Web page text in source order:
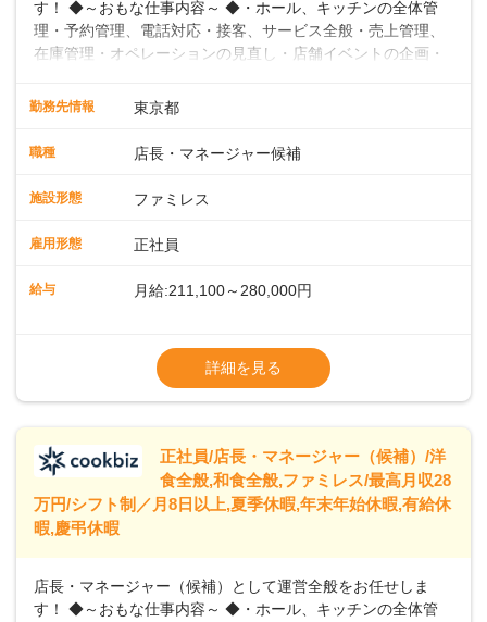
す！ ◆～おもな仕事内容～ ◆・ホール、キッチンの全体管
理・予約管理、電話対応・接客、サービス全般・売上管理、
在庫管理・オペレーションの見直し・店舗イベントの企画・
入社後はスキルに合わせた業務からお任せしますので、徐々
向上を目指すDX推進～ ◆すかいらーくのレストランでは、
スタッフの働きやすさをサポートしています。配膳ロボット
や歩行数が約40%も削減されました！また、配膳ロボットに
なDX（デジタルトランスフォーメーション）の取り組みを進
います。私たちは、多様な働き方を提供し、ライフステージ
に合わせた柔軟な勤務時間や働きやすい環境を整えていま
います。
勤務先情報 東京都
職種 店長・マネージャー候補
施設形態 ファミレス
雇用形態 正社員
給与 月給:211,100～280,000円
※残業代全額支給
※経験に応じて応相談①ナショナル社員：月
給245,800円～②エリア社員 ：月給
詳細を見る
正社員/店長・マネージャー（候補）/洋
食全般,和食全般,ファミレス/最高月収28
万円/シフト制／月8日以上,夏季休暇,年末年始休暇,有給休
暇,慶弔休暇
店長・マネージャー（候補）として運営全般をお任せしま
す！ ◆～おもな仕事内容～ ◆・ホール、キッチンの全体管